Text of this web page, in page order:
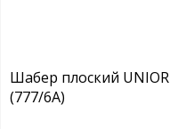
Шабер плоский UNIOR
(777/6A)